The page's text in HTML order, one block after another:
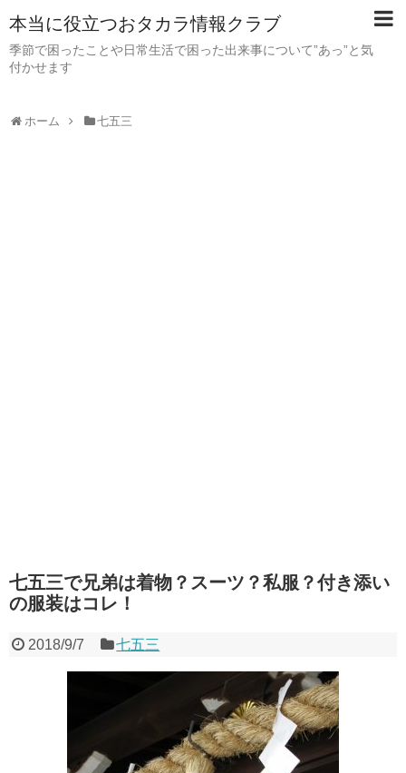
本当に役立つおタカラ情報クラブ
季節で困ったことや日常生活で困った出来事について”あっ”と気
付かせます
ホーム 七五三
七五三で兄弟は着物？スーツ？私服？付き添い
の服装はコレ！
2018/9/7 七五三